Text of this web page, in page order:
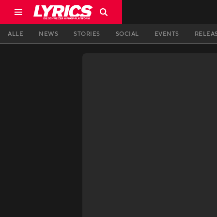
ALLE NEWS STORIES SOCIAL EVENTS